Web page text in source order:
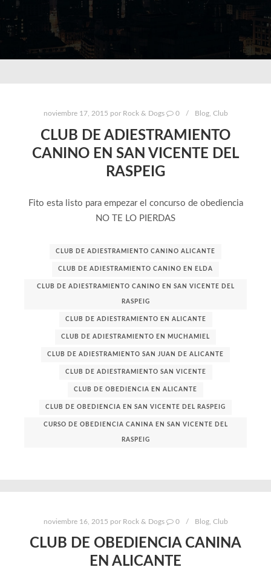
noviembre 17, 2015 por Rock & Dogs 0 Blog, Club
CLUB DE ADIESTRAMIENTO
CANINO EN SAN VICENTE DEL
RASPEIG
Fito esta listo para empezar el concurso de obediencia
NO TE LO PIERDAS
CLUB DE ADIESTRAMIENTO CANINO ALICANTE
CLUB DE ADIESTRAMIENTO CANINO EN ELDA
CLUB DE ADIESTRAMIENTO CANINO EN SAN VICENTE DEL
RASPEIG
CLUB DE ADIESTRAMIENTO EN ALICANTE
CLUB DE ADIESTRAMIENTO EN MUCHAMIEL
CLUB DE ADIESTRAMIENTO SAN JUAN DE ALICANTE
CLUB DE ADIESTRAMIENTO SAN VICENTE
CLUB DE OBEDIENCIA EN ALICANTE
CLUB DE OBEDIENCIA EN SAN VICENTE DEL RASPEIG
CURSO DE OBEDIENCIA CANINA EN SAN VICENTE DEL
RASPEIG
noviembre 16, 2015 por Rock & Dogs 0 Blog, Club
CLUB DE OBEDIENCIA CANINA
EN ALICANTE